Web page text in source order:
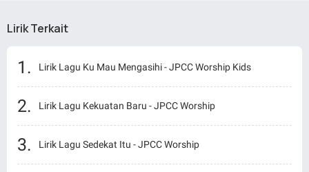
Lirik Terkait
Lirik Lagu Ku Mau Mengasihi - JPCC Worship Kids
Lirik Lagu Kekuatan Baru - JPCC Worship
Lirik Lagu Sedekat Itu - JPCC Worship